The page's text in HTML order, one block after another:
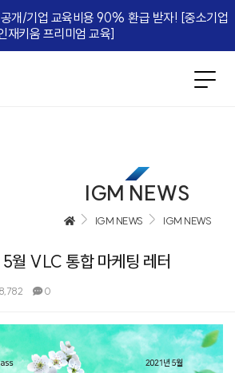
개/기업 교육비용 90% 환급 받자! [중소기업
재키움 프리미엄 교육]​
IGM NEWS
IGM NEWS IGM NEWS
월 VLC 통합 마케팅 레터
0